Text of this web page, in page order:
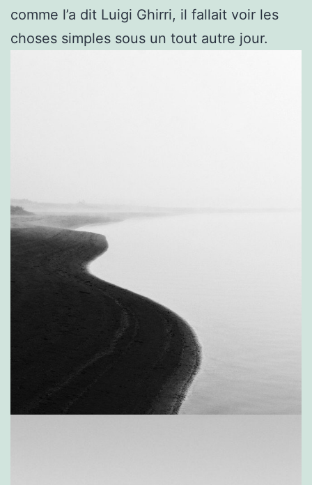
comme l’a dit Luigi Ghirri, il fallait voir les
choses simples sous un tout autre jour.